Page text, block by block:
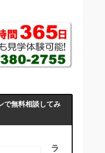
で無料相談してみ
ラ